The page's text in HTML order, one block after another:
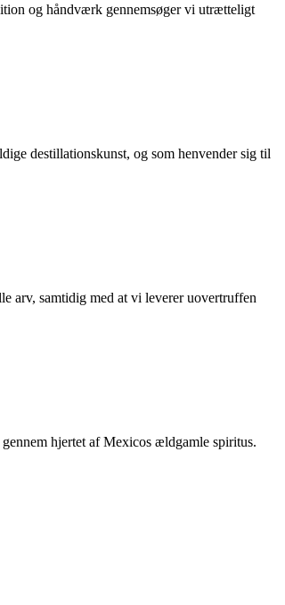
og håndværk gennemsøger vi utrætteligt
destillationskunst, og som henvender sig til
arv, samtidig med at vi leverer uovertruffen
hjertet af Mexicos ældgamle spiritus.